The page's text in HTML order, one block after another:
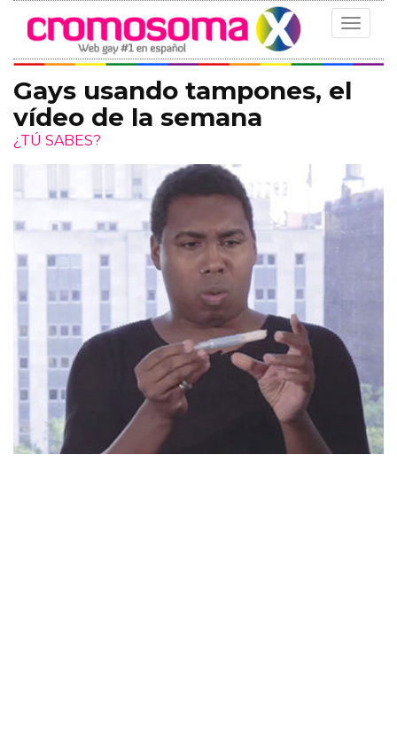
Toggle
Gays usando tampones, el
vídeo de la semana
¿TÚ SABES?